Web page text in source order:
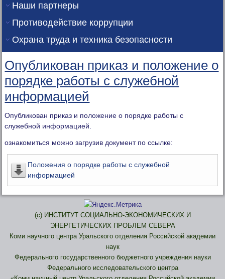
Наши партнеры
Противодействие коррупции
Охрана труда и техника безопасности
Опубликован приказ и положение о
порядке работы с служебной
информацией
Опубликован приказ и положение о порядке работы с
служебной информацией.
ознакомиться можно загрузив документ по ссылке:
Положения о порядке работы с служебной
информацией
(c) ИНСТИТУТ СОЦИАЛЬНО-ЭКОНОМИЧЕСКИХ И
ЭНЕРГЕТИЧЕСКИХ ПРОБЛЕМ СЕВЕРА
Коми научного центра Уральского отделения Российской академии
наук
Федерального государственного бюджетного учреждения науки
Федерального исследовательского центра